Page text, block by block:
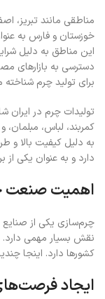
مناطقی مانند تبریز،
خوزستان و فارس به
این مناطق به دلیل
دسترسی به بازارهای
برای تولید چرم
تولیدات چرم در
کمربند، لباس،
به دلیل کیفیت بالا و
دارد و به عنوان یکی
اهمیت صنعت
چرم‌سازی یکی از
نقش بسیار مهمی دارد.
کشورها دارد. اینجا
ایجاد